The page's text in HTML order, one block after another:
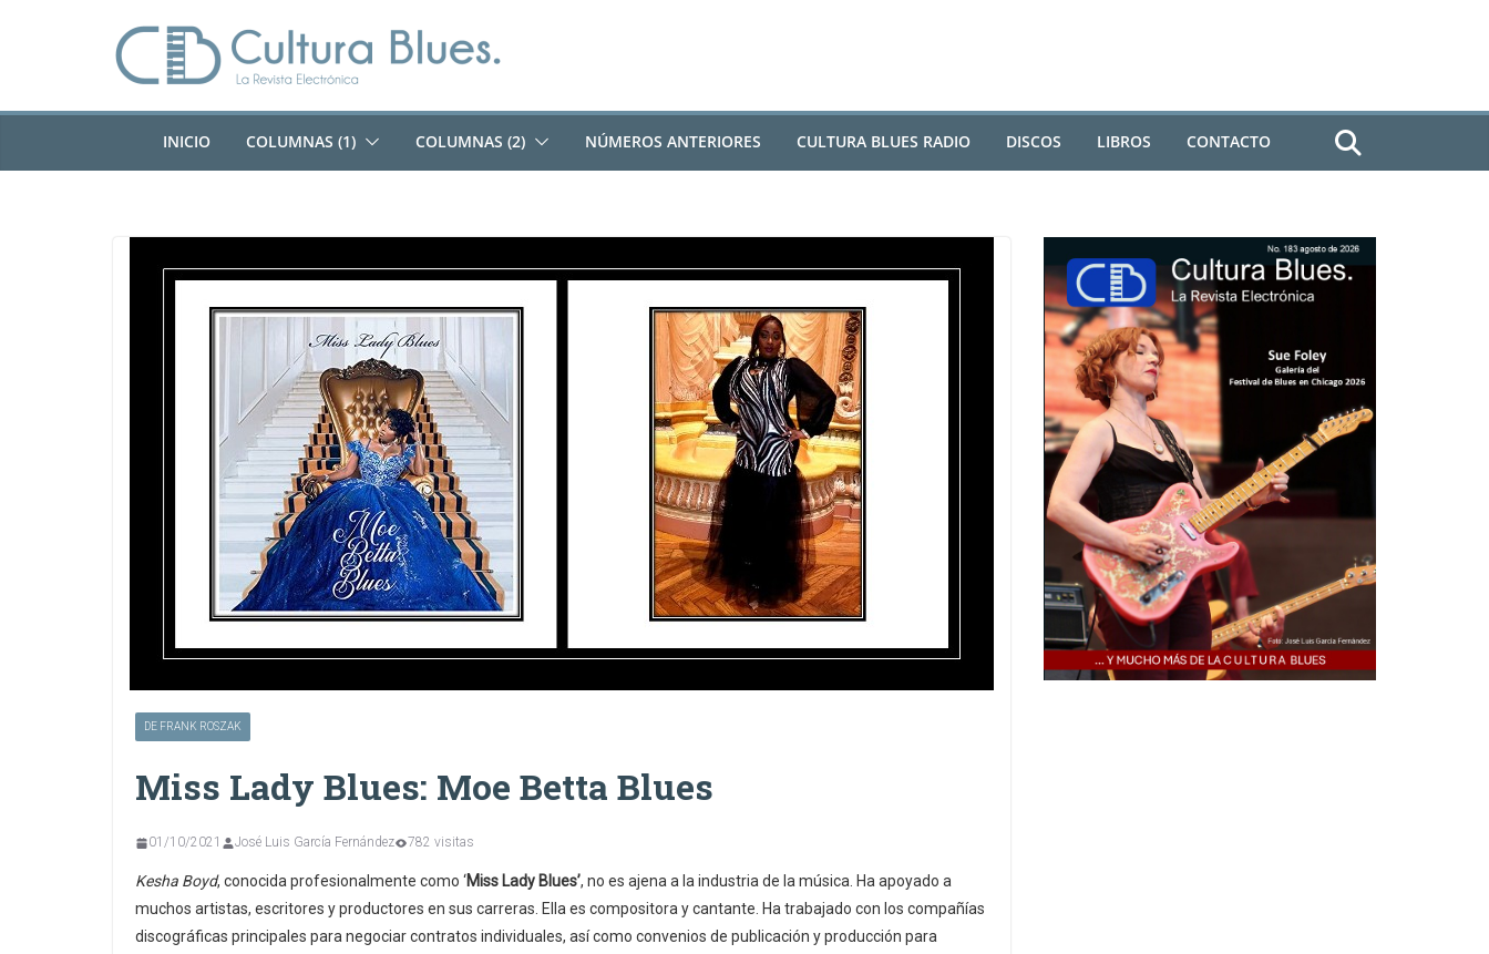
INICIO COLUMNAS (1) COLUMNAS (2) NÚMEROS ANTERIORES CULTURA BLUES RADIO DISCOS LIBROS CONTACTO
DE FRANK ROSZAK
Miss Lady Blues: Moe Betta Blues
01/10/2021 José Luis García Fernández 782 visitas
Kesha Boyd, conocida profesionalmente como ‘Miss Lady Blues’, no es ajena a la industria de la música. Ha apoyado a
muchos artistas, escritores y productores en sus carreras. Ella es compositora y cantante. Ha trabajado con los compañías
discográficas principales para negociar contratos individuales, así como convenios de publicación y producción para